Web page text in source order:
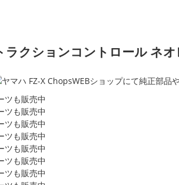
ラクションコントロール ネ